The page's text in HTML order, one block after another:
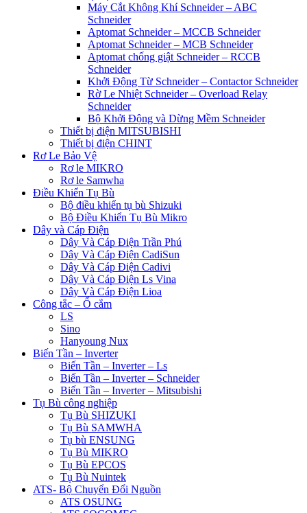
Máy Cắt Không Khí Schneider – ABC
Schneider
Aptomat Schneider – MCCB Schneider
Aptomat Schneider – MCB Schneider
Aptomat chống giật Schneider – RCCB
Schneider
Khởi Động Từ Schneider – Contactor Schneider
Rờ Le Nhiệt Schneider – Overload Relay
Schneider
Bộ Khởi Động và Dừng Mềm Schneider
Thiết bị điện MITSUBISHI
Thiết bị điện CHINT
Rơ Le Bảo Vệ
Rơ le MIKRO
Rơ le Samwha
Điều Khiển Tụ Bù
Bộ điều khiển tụ bù Shizuki
Bộ Điều Khiển Tụ Bù Mikro
Dây và Cáp Điện
Dây Và Cáp Điện Trần Phú
Dây Và Cáp Điện CadiSun
Dây Và Cáp Điện Cadivi
Dây Và Cáp Điện Ls Vina
Dây Và Cáp Điện Lioa
Công tắc – Ổ cắm
LS
Sino
Hanyoung Nux
Biến Tần – Inverter
Biến Tần – Inverter – Ls
Biến Tần – Inverter – Schneider
Biến Tần – Inverter – Mitsubishi
Tụ Bù công nghiệp
Tụ Bù SHIZUKI
Tụ Bù SAMWHA
Tụ bù ENSUNG
Tụ Bù MIKRO
Tụ Bù EPCOS
Tụ Bù Nuintek
ATS- Bộ Chuyển Đổi Nguồn
ATS OSUNG